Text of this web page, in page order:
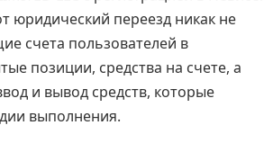
юридический переезд никак не
счета пользователей в
позиции, средства на счете, а
и вывод средств, которые
выполнения.